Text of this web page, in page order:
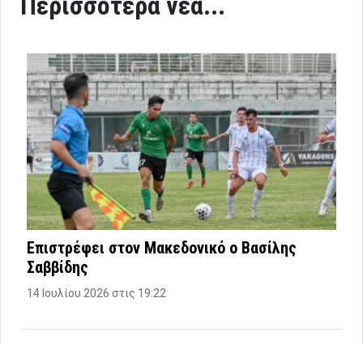
Επιστρέφει στον Μακεδονικό ο Βασίλης
Σαββίδης
14 Ιουλίου 2026 στις 19:22